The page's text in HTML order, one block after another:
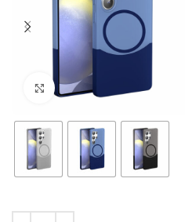
Büyütmek için tıklayın